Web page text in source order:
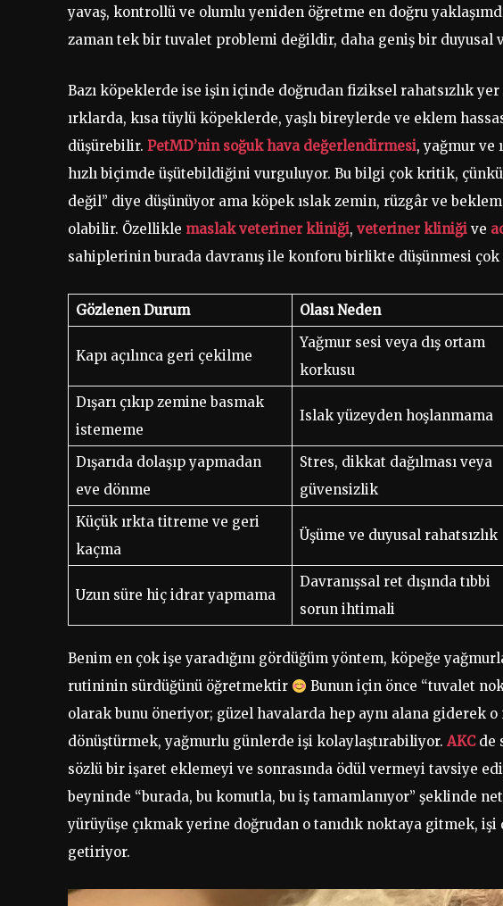
yavaş, kontrollü ve olumlu yeniden öğretme en doğru
zaman tek bir tuvalet problemi değildir, daha geniş bir duyusal
Bazı köpeklerde ise işin içinde doğrudan fiziksel rahatsızlık
ırklarda, kısa tüylü köpeklerde, yaşlı bireylerde ve eklem
düşürebilir. PetMD’nin soğuk hava değerlendirmesi, yağmur ve
hızlı biçimde üşütebildiğini vurguluyor. Bu bilgi çok kritik,
değil” diye düşünüyor ama köpek ıslak zemin, rüzgâr ve
olabilir. Özellikle maslak veteriner kliniği, veteriner kliniği ve
sahiplerinin burada davranış ile konforu birlikte düşünmesi
Gözlenen Durum Olası Neden
Kapı açılınca geri çekilme
Yağmur sesi veya dış ortam
korkusu
Dışarı çıkıp zemine basmak
istememe
Islak yüzeyden hoşlanmama
Dışarıda dolaşıp yapmadan
eve dönme
Stres, dikkat dağılması veya
güvensizlik
Küçük ırkta titreme ve geri
kaçma
Üşüme ve duyusal rahatsızlık
Uzun süre hiç idrar yapmama
Davranışsal ret dışında tıbbi
sorun ihtimali
Benim en çok işe yaradığını gördüğüm yöntem, köpeğe
rutininin sürdüğünü öğretmektir
Bunun için önce “tuvalet
olarak bunu öneriyor; güzel havalarda hep aynı alana giderek o
dönüştürmek, yağmurlu günlerde işi kolaylaştırabiliyor. AKCde
sözlü bir işaret eklemeyi ve sonrasında ödül vermeyi tavsiye
beyninde “burada, bu komutla, bu iş tamamlanıyor” şeklinde
yürüyüşe çıkmak yerine doğrudan o tanıdık noktaya gitmek,
getiriyor.